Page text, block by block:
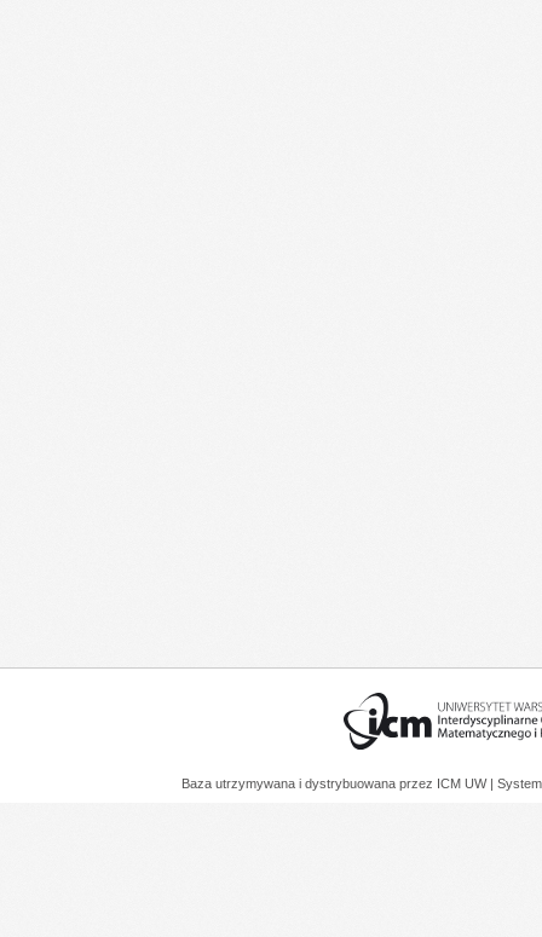
Baza utrzymywana i dystrybuowana przez ICM UW |